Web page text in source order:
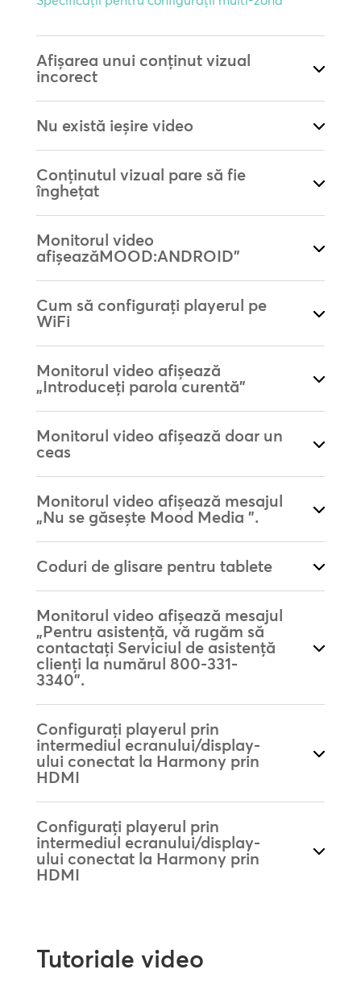
Afișarea unui conținut vizual
incorect
Nu există ieșire video
Conținutul vizual pare să fie
înghețat
Monitorul video
afișeazăMOOD:ANDROID”
Cum să configurați playerul pe
WiFi
Monitorul video afișează
„Introduceți parola curentă”
Monitorul video afișează doar un
ceas
Monitorul video afișează mesajul
„Nu se găsește Mood Media ”.
Coduri de glisare pentru tablete
Monitorul video afișează mesajul
„Pentru asistență, vă rugăm să
contactați Serviciul de asistență
clienți la numărul 800-331-
3340”.
Configurați playerul prin
intermediul ecranului/display-
ului conectat la Harmony prin
HDMI
Configurați playerul prin
intermediul ecranului/display-
ului conectat la Harmony prin
HDMI
Tutoriale video